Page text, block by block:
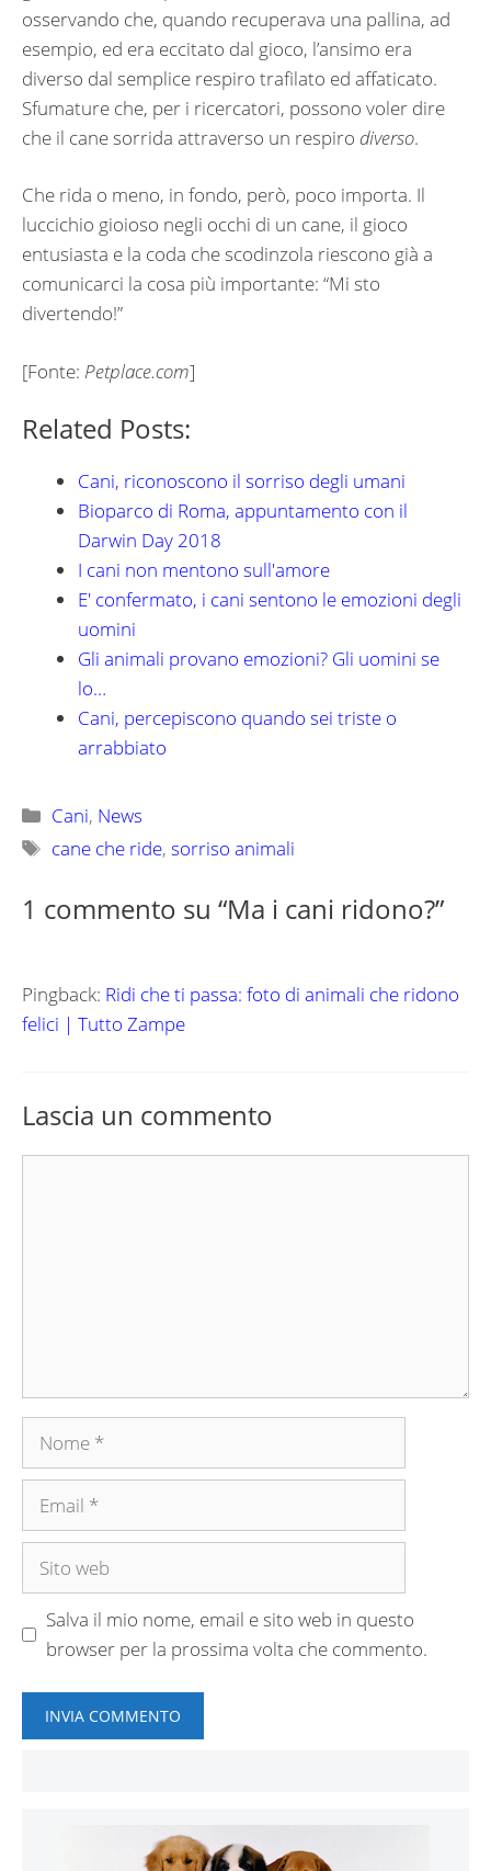
osservando che, quando recuperava una pallina, ad
esempio, ed era eccitato dal gioco, l’ansimo era
diverso dal semplice respiro trafilato ed affaticato.
Sfumature che, per i ricercatori, possono voler dire
che il cane sorrida attraverso un respiro diverso.
Che rida o meno, in fondo, però, poco importa. Il
luccichio gioioso negli occhi di un cane, il gioco
entusiasta e la coda che scodinzola riescono già a
comunicarci la cosa più importante: “Mi sto
divertendo!”
[Fonte: Petplace.com]
Related Posts:
Cani, riconoscono il sorriso degli umani
Bioparco di Roma, appuntamento con il
Darwin Day 2018
I cani non mentono sull'amore
E' confermato, i cani sentono le emozioni degli
uomini
Gli animali provano emozioni? Gli uomini se
lo…
Cani, percepiscono quando sei triste o
arrabbiato
Categorie
Cani, News
Tag
cane che ride,sorriso animali
1 commento su “Ma i cani ridono?”
Pingback: Ridi che ti passa: foto di animali che ridono
felici | Tutto Zampe
Lascia un commento
Nome
Email
Sito
Salva il mio nome, email e sito web in questo
browser per la prossima volta che commento.